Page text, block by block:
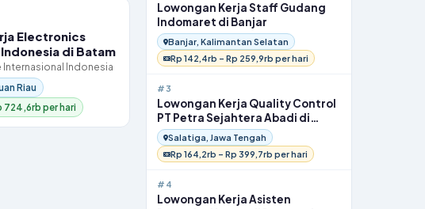
Electronics
di Batam
Internasional Indonesia
Riau
724,6rb per hari
Lowongan Kerja Staff Gudang
Indomaret di Banjar
Banjar, Kalimantan Selatan
Rp 142,4rb – Rp 259,9rb per hari
#3
Lowongan Kerja Quality Control
PT Petra Sejahtera Abadi di
Salatiga
Salatiga, Jawa Tengah
Rp 164,2rb – Rp 399,7rb per hari
#4
Lowongan Kerja Asisten